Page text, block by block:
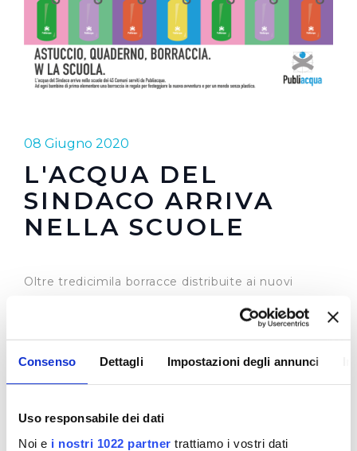
Consenso Dettagli Impostazioni degli annunci
Uso responsabile dei dati
Noi e i nostri 1022 partner trattiamo i vostri dati
08 Giugno 2020
L'ACQUA DEL
SINDACO ARRIVA
NELLA SCUOLE
Oltre tredicimila borracce distribuite ai nuovi
Comuni dove Publiacqua gestisce il servizio idrico
integrato. Oltre 28.300 invece le borracce
distribuite complessivamente, sommando a quelle
regalate dall’azienda quelle donate agli studenti
Amministrazioni Comunali. Una operazione
capillare supportata da incontri sul territorio e da